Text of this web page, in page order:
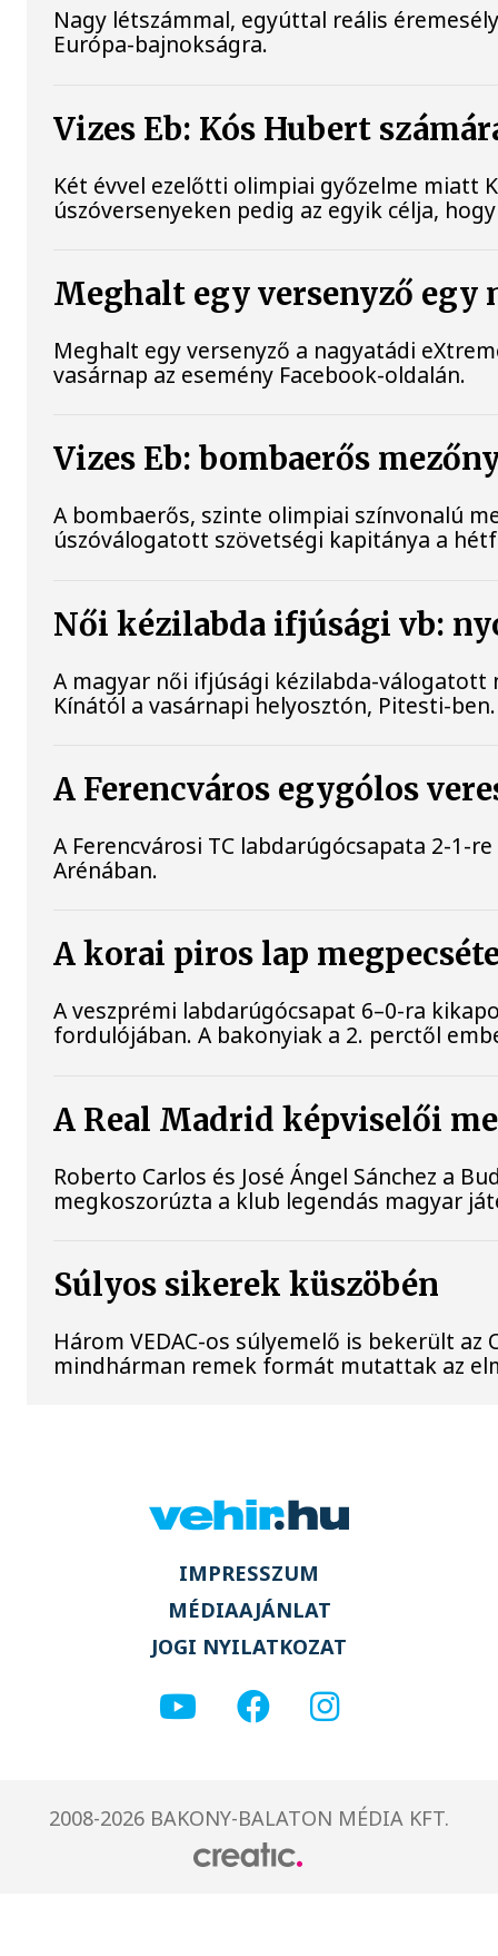
Nagy létszámmal, egyúttal reális
Európa-bajnokságra.
Vizes Eb: Kós Hubert
Két évvel ezelőtti olimpiai győzelme miatt
úszóversenyeken pedig az egyik célja,
Meghalt egy versenyző
Meghalt egy versenyző a nagyatádi
vasárnap az esemény Facebook-oldalán.
Vizes Eb: bombaerős
A bombaerős, szinte olimpiai színvonalú
úszóválogatott szövetségi kapitánya a
Női kézilabda ifjúsági vb:
A magyar női ifjúsági kézilabda-
Kínától a vasárnapi helyosztón, Pitesti-ben.
A Ferencváros egygólos
A Ferencvárosi TC labdarúgócsapata 2-1-
Arénában.
A korai piros lap
A veszprémi labdarúgócsapat 6–0-ra
fordulójában. A bakonyiak a 2. perctől
A Real Madrid képviselői
Roberto Carlos és José Ángel Sánchez a
megkoszorúzta a klub legendás magyar
Súlyos sikerek küszöbén
Három VEDAC-os súlyemelő is bekerült
mindhárman remek formát mutattak az
IMPRESSZUM
MÉDIAAJÁNLAT
JOGI NYILATKOZAT
2008-2026 BAKONY-BALATON MÉDIA KFT.